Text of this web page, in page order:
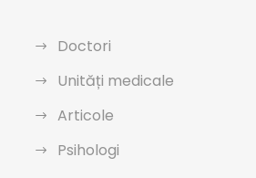
Doctori
Unități medicale
Articole
Psihologi